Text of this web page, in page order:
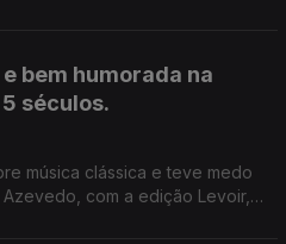
bem humorada na
séculos.
música clássica e teve medo
com a edição Levoir,